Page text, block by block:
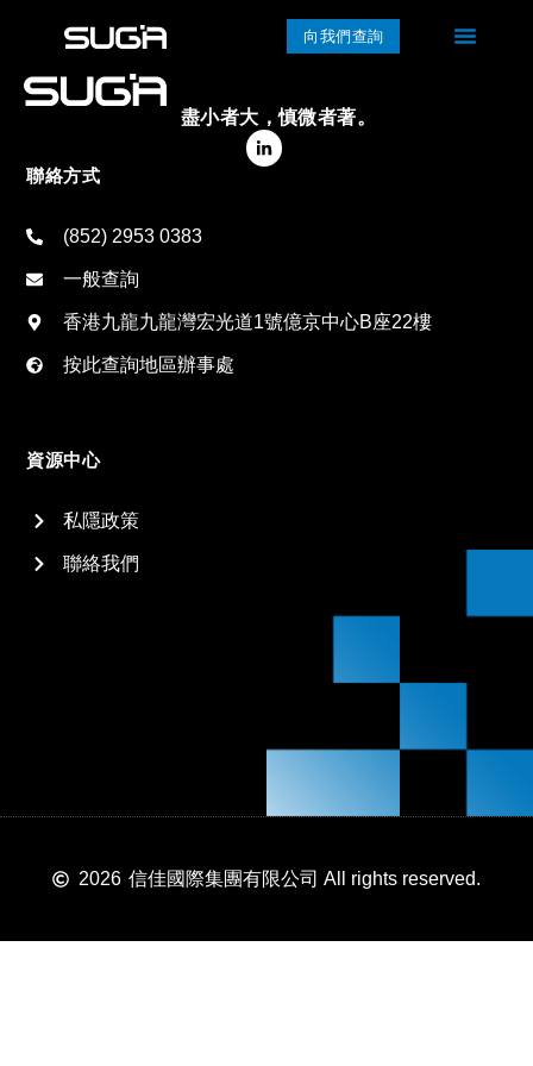
向我們查詢
盡小者大，慎微者著。
聯絡方式
(852) 2953 0383
一般查詢
香港九龍九龍灣宏光道1號億京中心B座22樓
按此查詢地區辦事處
資源中心
私隱政策
聯絡我們
2026 信佳國際集團有限公司 All rights reserved.